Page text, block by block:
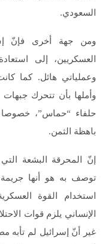
السعودي.
ومن جهة أخرى فإنّ
العسكريين، إلى
وعملياتي هائل. كما
وأملها بأن تتحرك
حلفاء “حماس”،
باهظة الثمن.
إنّ المحرقة البشعة
توصف به هو أنها
استخدام القوة
الإنساني يلزم قوات
غير أنّ إسرائيل لم تأبه